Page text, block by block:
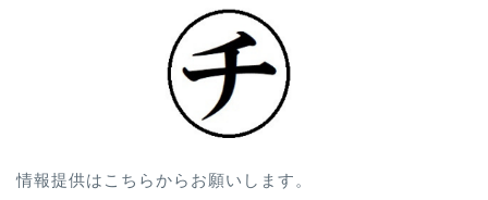
情報提供はこちらからお願いします。